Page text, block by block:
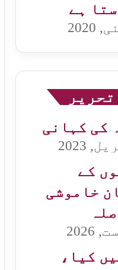
ہے
کی کہانی
کے
خاموشی
کیا،